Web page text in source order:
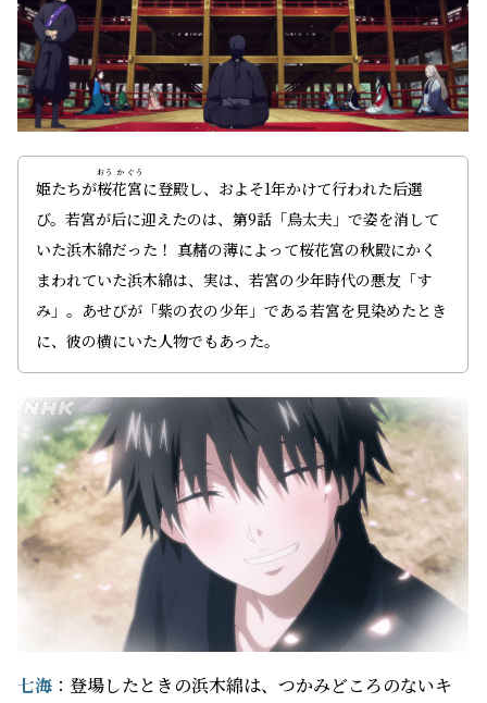
姫たちが桜
おう
花
か
宮
ぐう
に登殿し、およそ1年かけて行われた后選
び。若宮が后に迎えたのは、第9話「烏太夫」で姿を消して
いた浜木綿だった！ 真赭の薄によって桜花宮の秋殿にかく
まわれていた浜木綿は、実は、若宮の少年時代の悪友「す
み」。あせびが「紫の衣の少年」である若宮を見染めたとき
に、彼の横にいた人物でもあった。
七海 ：登場したときの浜木綿は、つかみどころのないキ